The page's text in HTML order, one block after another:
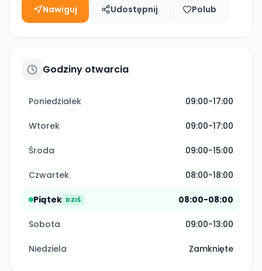
Nawiguj Udostępnij Polub
Godziny otwarcia
Poniedziałek 09:00-17:00
Wtorek 09:00-17:00
Środa 09:00-15:00
Czwartek 08:00-18:00
Piątek DZIŚ 08:00-08:00
Sobota 09:00-13:00
Niedziela Zamknięte